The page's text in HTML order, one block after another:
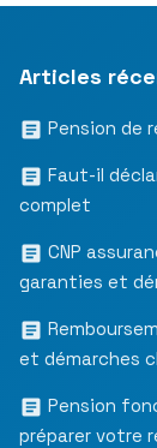
Articles
Pension de
Faut-il
complet
CNP
garanties et
et démarches
Pension
préparer votre